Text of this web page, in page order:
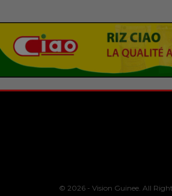
© 2026 - Vision Guinee. All